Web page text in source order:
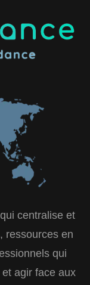
centralise et
ressources en
qui
et agir face aux